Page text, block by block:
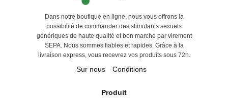
Dans notre boutique en ligne, nous vous offrons la
possibilité de commander des stimulants sexuels
génériques de haute qualité et bon marché par virement
SEPA. Nous sommes fiables et rapides. Grâce à la
livraison express, vous recevrez vos produits sous 72h.
Sur nous Conditions
Produit